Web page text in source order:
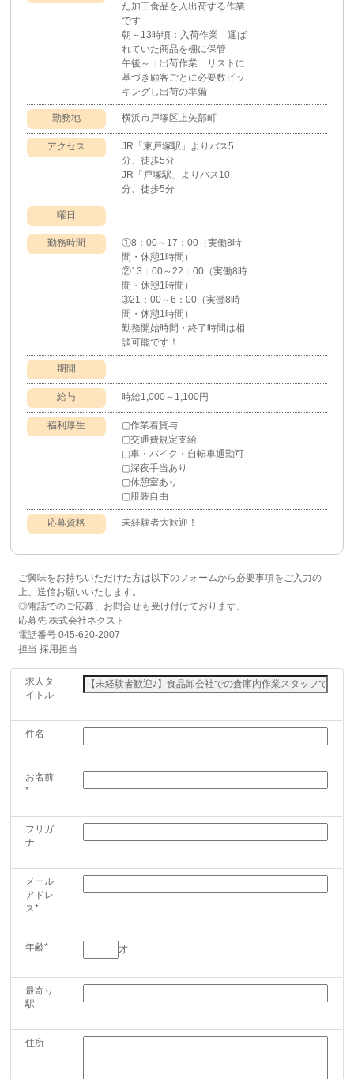
た加工食品を入出荷する作業
です
朝～13時頃：入荷作業 運ば
れていた商品を棚に保管
午後～：出荷作業 リストに
基づき顧客ごとに必要数ピッ
キングし出荷の準備
勤務地 横浜市戸塚区上矢部町
アクセス
JR「東戸塚駅」よりバス5
分、徒歩5分
JR「戸塚駅」よりバス10
分、徒歩5分
曜日
勤務時間
①8：00～17：00（実働8時
間・休憩1時間）
②13：00～22：00（実働8時
間・休憩1時間）
➂21：00～6：00（実働8時
間・休憩1時間）
勤務開始時間・終了時間は相
談可能です！
期間
給与 時給1,000～1,100円
福利厚生
▢作業着貸与
▢交通費規定支給
▢車・バイク・自転車通勤可
▢深夜手当あり
▢休憩室あり
▢服装自由
応募資格 未経験者大歓迎！
ご興味をお持ちいただけた方は以下のフォームから必要事項をご入力の
上、送信お願いいたします。
◎電話でのご応募、お問合せも受け付けております。
応募先 株式会社ネクスト
電話番号 045-620-2007
担当 採用担当
求人タ
イトル
件名
お名前
*
フリガ
ナ
メール
アドレ
ス*
年齢* 才
最寄り
駅
住所